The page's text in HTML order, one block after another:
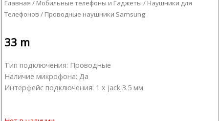
Главная / Мобильные телефоны и Гаджеты / Наушники для
Телефонов / Проводные наушники Samsung
33 m
Тип подключения: Проводные
Наличие микрофона: Да
Интерфейс подключения: 1 x jack 3.5 мм